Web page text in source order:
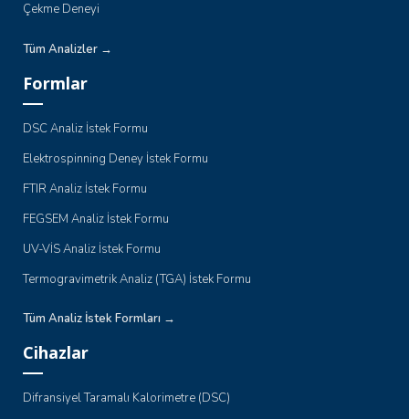
Çekme Deneyi
Tüm Analizler →
Formlar
DSC Analiz İstek Formu
Elektrospinning Deney İstek Formu
FTIR Analiz İstek Formu
FEGSEM Analiz İstek Formu
UV-VİS Analiz İstek Formu
Termogravimetrik Analiz (TGA) İstek Formu
Tüm Analiz İstek Formları →
Cihazlar
Difransiyel Taramalı Kalorimetre (DSC)